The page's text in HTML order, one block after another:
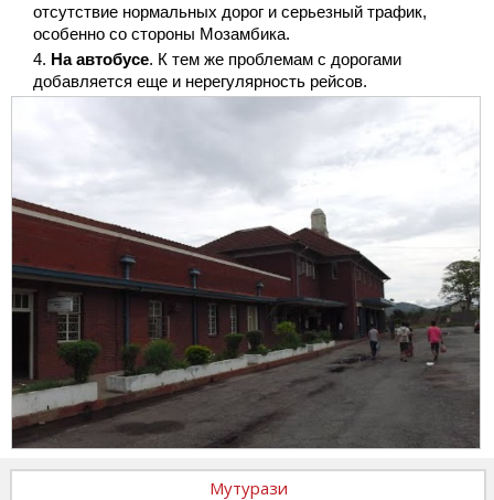
отсутствие нормальных дорог и серьезный трафик,
особенно со стороны Мозамбика.
На автобусе. К тем же проблемам с дорогами
добавляется еще и нерегулярность рейсов.
Мутурази